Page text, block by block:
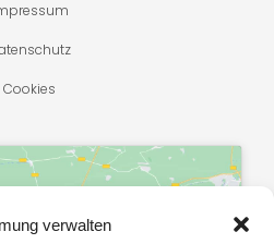
verwalten
Cookies